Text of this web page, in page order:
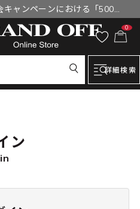
キャンペーンにおける「500円
漏れと補填について
0
詳細検索
ン